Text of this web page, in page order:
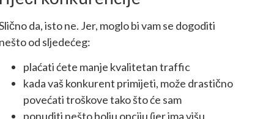
da, isto ne. Jer, moglo bi vam se dogoditi
od sljedećeg:
plaćati ćete manje kvalitetan traffic
kada vaš konkurent primijeti, može drastično
povećati troškove tako što će sam
ponuditi nešto bolju opciju (jer ima višu